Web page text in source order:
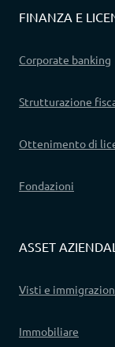
FINANZA E
Corporate banking
Strutturazione
Ottenimento di
Fondazioni
ASSET
Visti e
Immobiliare